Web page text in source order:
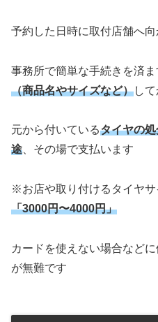
予約した日時に取付店舗へ
事務所で簡単な手続きを済ま
（商品名やサイズなど）し
元から付いているタイヤの
途 、その場で支払います
※お店や取り付けるタイヤ
「3000円〜4000円」
カードを使えない場合など
が無難です